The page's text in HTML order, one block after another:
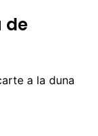
de
a la duna